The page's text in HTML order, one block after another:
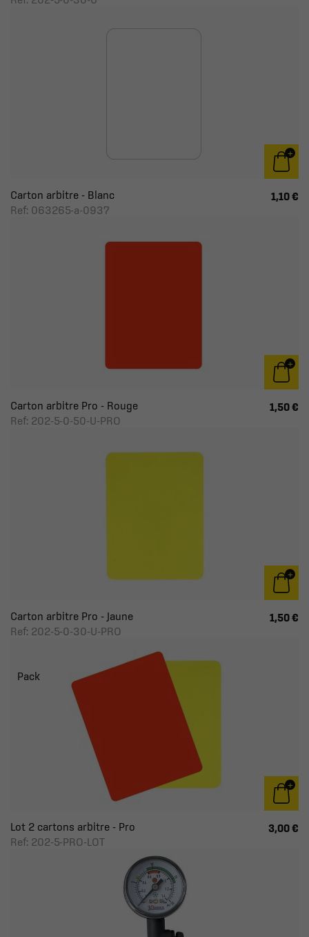
Carton arbitre - Blanc
Ref: 063265-a-0937
1,10 €
Carton arbitre Pro - Rouge
Ref: 202-5-0-50-U-PRO
1,50 €
Carton arbitre Pro - Jaune
Ref: 202-5-0-30-U-PRO
1,50 €
Lot 2 cartons arbitre - Pro
Ref: 202-5-PRO-LOT
3,00 €
Pack